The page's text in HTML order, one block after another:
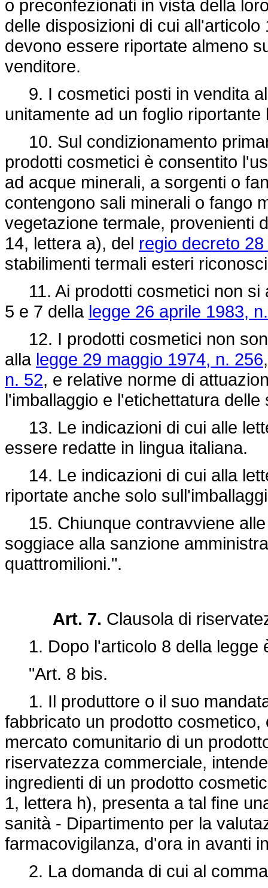
o preconfezionati in vista della
delle disposizioni di cui
devono essere riportate almeno
venditore.
9. I cosmetici posti in vendita
unitamente ad un foglio
10. Sul condizionamento
prodotti cosmetici è consentito
ad acque minerali, a sorgenti o
contengono sali minerali o fango
vegetazione termale, provenienti
14, lettera a), del regio decreto
stabilimenti termali esteri
11. Ai prodotti cosmetici non si
5 e 7 della legge 26 aprile 1983,
12. I prodotti cosmetici non
alla legge 29 maggio 1974, n. 256
n. 52, e relative norme di
l'imballaggio e l'etichettatura
13. Le indicazioni di cui alle
essere redatte in lingua italiana.
14. Le indicazioni di cui alla
riportate anche solo
15. Chiunque contravviene alle
soggiace alla sanzione
quattromilioni.".
Art. 7. Clausola di
1. Dopo l'articolo 8 della legge
"Art. 8 bis.
1. Il produttore o il suo
fabbricato un prodotto
mercato comunitario di un
riservatezza commerciale,
ingredienti di un prodotto
1, lettera h), presenta a tal fine
sanità - Dipartimento per la
farmacovigilanza, d'ora in avanti
2. La domanda di cui al